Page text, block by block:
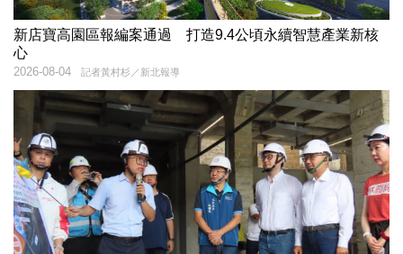
新店寶高園區報編案通過 打造9.4公頃永續智慧產業新核
心
記者黃村杉／新北報導
2026-08-04